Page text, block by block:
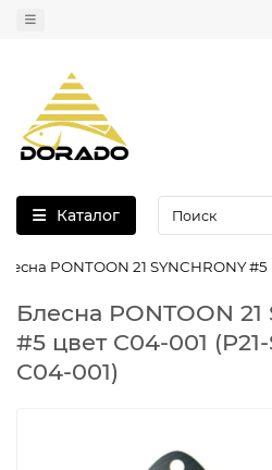
Каталог
PONTOON 21 SYNCHRONY
Блесна PONTOON 21
#5 цвет C04-001
C04-001)